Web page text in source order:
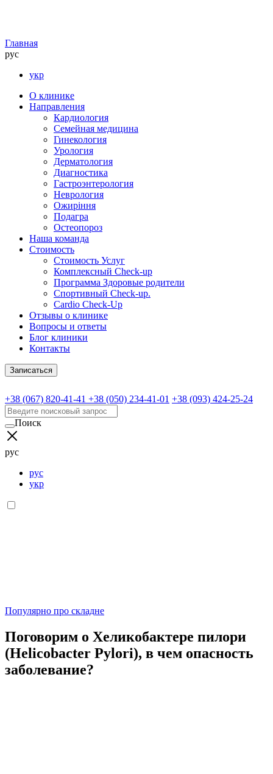
Главная
рус
укр
О клинике
Направления
Кардиология
Семейная медицина
Гинекология
Урология
Дерматология
Диагностика
Гастроэнтерология
Неврология
Ожиріння
Подагра
Остеопороз
Наша команда
Стоимость
Стоимость Услуг
Комплексный Check-up
Программа Здоровые родители
Спортивный Check-up.
Cardio Check-Up
Отзывы о клинике
Вопросы и ответы
Блог клиники
Контакты
Записаться
+38 (067) 820-41-41 +38 (050) 234-41-01 +38 (093) 424-25-24
Поиск
рус
рус
укр
Популярно про складне
Поговорим о Хеликобактере пилори
(Helicobacter Pylori), в чем опасность
заболевание?